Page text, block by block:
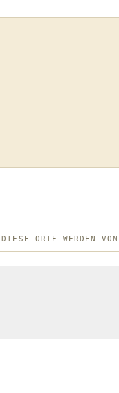
ORTE WERDEN